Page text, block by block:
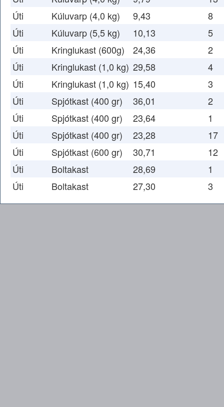
Úti
Kúluvarp (4,0 kg) 9,43
8
Úti
Kúluvarp (5,5 kg) 10,13
5
Úti
Kringlukast (600g) 24,36
2
Úti
Kringlukast (1,0 kg) 29,58
4
Úti
Kringlukast (1,0 kg) 15,40
3
Úti
Spjótkast (400 gr) 36,01
2
Úti
Spjótkast (400 gr) 23,64
1
Úti
Spjótkast (400 gr) 23,28
17
Úti
Spjótkast (600 gr) 30,71
12
Úti
Boltakast 28,69
1
Úti
Boltakast 27,30 3